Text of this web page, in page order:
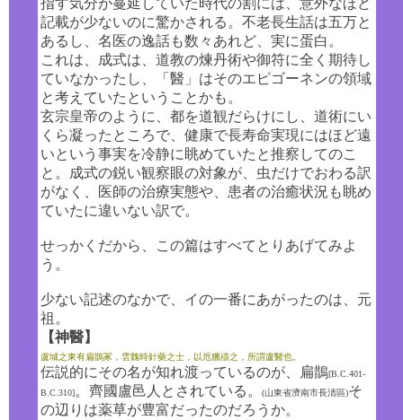
指す気分が蔓延していた時代の割には、意外なほど
記載が少ないのに驚かされる。不老長生話は五万と
あるし、名医の逸話も数々あれど、実に蛋白。
これは、成式は、道教の煉丹術や御符に全く期待し
ていなかったし、「醫」はそのエピゴーネンの領域
と考えていたということかも。
玄宗皇帝のように、都を道観だらけにし、道術にい
くら凝ったところで、健康で長寿命実現にはほど遠
いという事実を冷静に眺めていたと推察してのこ
と。成式の鋭い観察眼の対象が、虫だけでおわる訳
がなく、医師の治療実態や、患者の治癒状況も眺め
ていたに違いない訳で。
せっかくだから、この篇はすべてとりあげてみよ
う。
少ない記述のなかで、イの一番にあがったのは、元
祖。
【神醫】
盧城之東有扁鵲冢，雲魏時針藥之士，以卮臘禱之，所謂盧醫也。
伝説的にその名が知れ渡っているのが、扁鵲[B.C.401-
B.C.310]。齊國盧邑人とされている。 (山東省濟南市長清區)そ
の辺りは薬草が豊富だったのだろうか。